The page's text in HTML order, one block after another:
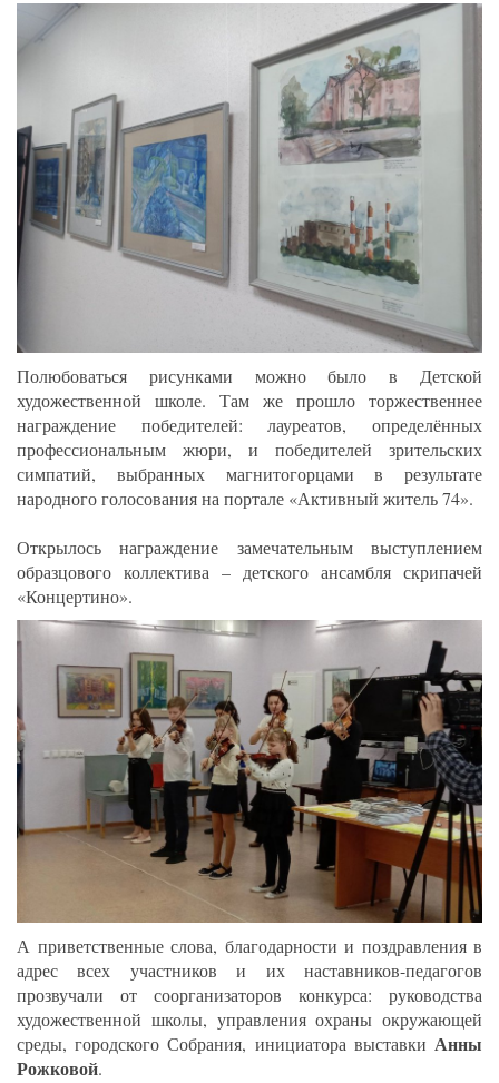
Полюбоваться рисунками можно было в Детской
художественной школе. Там же прошло торжественнее
награждение победителей: лауреатов, определённых
профессиональным жюри, и победителей зрительских
симпатий, выбранных магнитогорцами в результате
народного голосования на портале «Активный житель 74».
Открылось награждение замечательным выступлением
образцового коллектива – детского ансамбля скрипачей
«Концертино».
А приветственные слова, благодарности и поздравления в
адрес всех участников и их наставников-педагогов
прозвучали от соорганизаторов конкурса: руководства
художественной школы, управления охраны окружающей
среды, городского Собрания, инициатора выставки Анны
Рожковой.